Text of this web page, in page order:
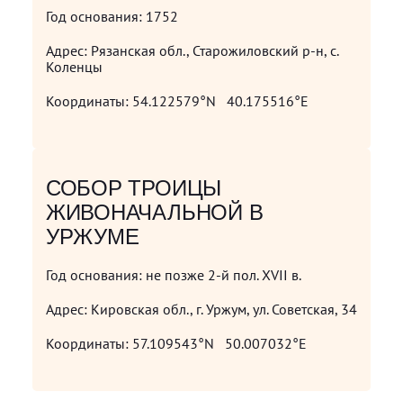
Год основания: 1752
Адрес: Рязанская обл., Старожиловский р-н, с.
Коленцы
Координаты: 54.122579°N 40.175516°E
СОБОР ТРОИЦЫ
ЖИВОНАЧАЛЬНОЙ В
УРЖУМЕ
Год основания: не позже 2-й пол. XVII в.
Адрес: Кировская обл., г. Уржум, ул. Советская, 34
Координаты: 57.109543°N 50.007032°E